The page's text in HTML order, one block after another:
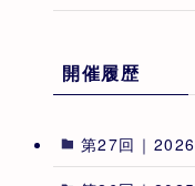
開催履歴
第27回｜2026